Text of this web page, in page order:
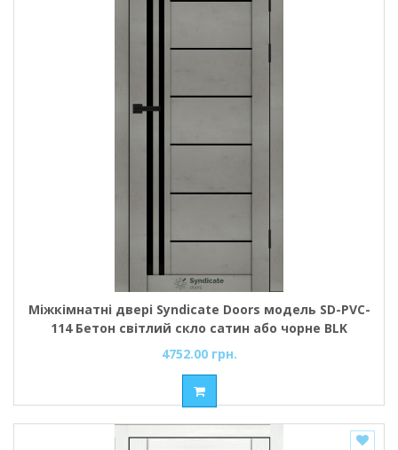
Міжкімнатні двері Syndicate Doors модель SD-PVC-
114 Бетон світлий скло сатин або чорне BLK
4752.00 грн.